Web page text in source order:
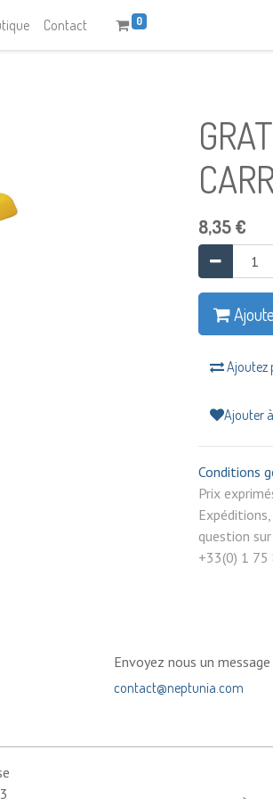
Contact 0
8,35€
Ajoutez
Ajouter
Conditions
Prix
question
+33(0) 1
Envoyez nous un message
contact@neptunia.com